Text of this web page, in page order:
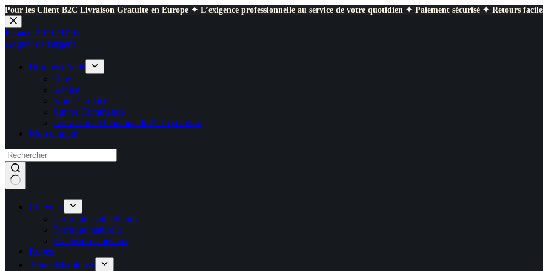
Pour les Client B2C Livraison Gratuite en Europe ✦ L’exigence professionnelle au service de votre quotidien ✦ Paiement sécurisé ✦ Retours
Passer
au
contenu
Espace PRO / B2B
Gagner de l'argent
Besoins d’aide
Blog
Astuce
Nous Contacter
Suivre Commande
Livraison de Commande & Expédition
Mon compte
Cheveux
Perruque synthétiques
Perruque naturelle
Extension Cheveux
Robes
Tenue islamiques